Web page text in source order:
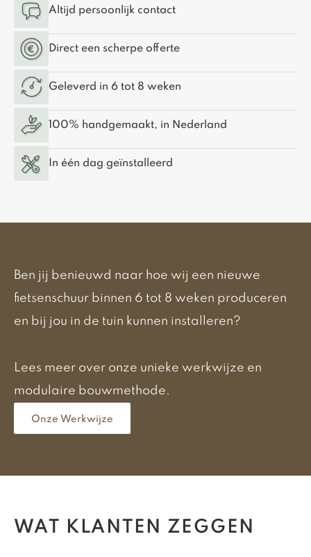
Altijd persoonlijk contact
Direct een scherpe offerte
Geleverd in 6 tot 8 weken
100% handgemaakt, in Nederland
In één dag geïnstalleerd
Ben jij benieuwd naar hoe wij een nieuwe
fietsenschuur binnen 6 tot 8 weken produceren
en bij jou in de tuin kunnen installeren?
Lees meer over onze unieke werkwijze en
modulaire bouwmethode.
Onze Werkwijze
WAT KLANTEN ZEGGEN